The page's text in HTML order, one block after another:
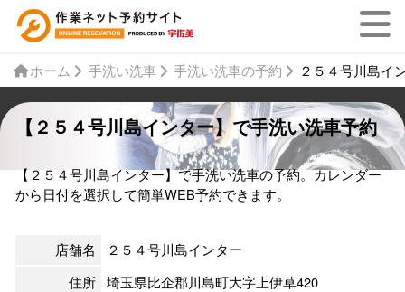
ホーム 手洗い洗車 手洗い洗車の予約 ２５４号川島イ
【２５４号川島インター】で手洗い洗車予約
【２５４号川島インター】で手洗い洗車の予約。カレンダー
から日付を選択して簡単WEB予約できます。
店舗名
２５４号川島インター
住所 埼玉県比企郡川島町大字上伊草420